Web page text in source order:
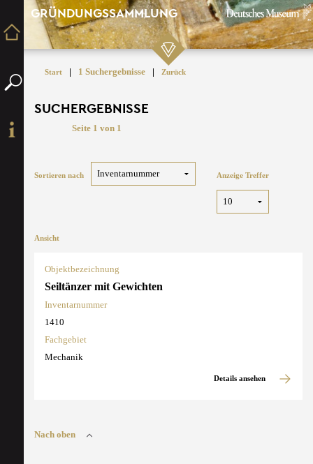
GRÜNDUNGSSAMMLUNG
Start | 1 Suchergebnisse | Zurück
SUCHERGEBNISSE
Seite 1 von 1
Sortieren nach Anzeige Treffer
Ansicht
Objektbezeichnung
Seiltänzer mit Gewichten
Inventarnummer
1410
Fachgebiet
Mechanik
Details ansehen
Nach oben